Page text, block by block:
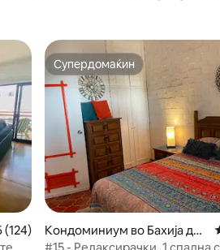
оцена: 4,96 од 5, 124 рецензии
(124)
Супердомаќин
Супердомаќин
Кондоминиум во Бахија де
Кино